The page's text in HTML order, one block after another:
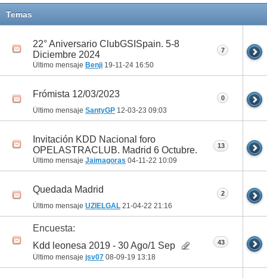
11
Temas
22° Aniversario ClubGSISpain. 5-8
Diciembre 2024
Último mensaje Benji 19-11-24 16:50
7
Frómista 12/03/2023
Último mensaje SantyGP 12-03-23 09:03
0
Invitación KDD Nacional foro
OPELASTRACLUB. Madrid 6 Octubre.
Último mensaje Jaimagoras 04-11-22 10:09
13
Quedada Madrid
Último mensaje UZIELGAL 21-04-22 21:16
2
Encuesta:
Kdd leonesa 2019 - 30 Ago/1 Sep
Último mensaje jsv07 08-09-19 13:18
43